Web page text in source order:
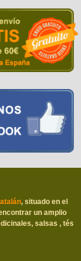
, situado en el
un amplio
salsas , tés